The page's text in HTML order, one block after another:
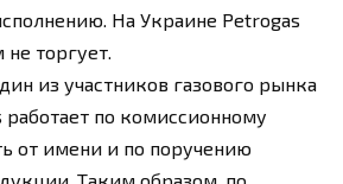
На Украине Petrogas
торгует.
из участников газового рынка
по комиссионному
от имени и по поручению
Таким образом, по